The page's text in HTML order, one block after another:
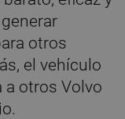
otros
el vehículo
a otros Volvo